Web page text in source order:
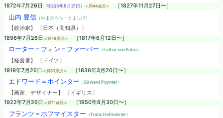
1872年7月26日
（明治5年6月21日） ≪満44歳没≫ ［1827年11月27日〜］
山内 豊信（やまのうち・とよしげ）
【政治家】 〔日本（高知県）〕
1896年7月26日 ≪満79歳没≫ ［1817年6月12日〜］
ローター＝フォン＝ファーバー （Lothar von Faber）
【経営者】 〔ドイツ〕
1919年7月26日 ≪満83歳没≫ ［1836年3月20日〜］
エドワード＝ポインター （Edward Poynter）
【画家、デザイナー】 〔イギリス〕
1922年7月26日 ≪満71歳没≫ ［1850年8月30日〜］
フランツ＝ホフマイスター （Franz Hofmeister）